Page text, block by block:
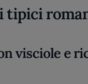
tipici
visciole e